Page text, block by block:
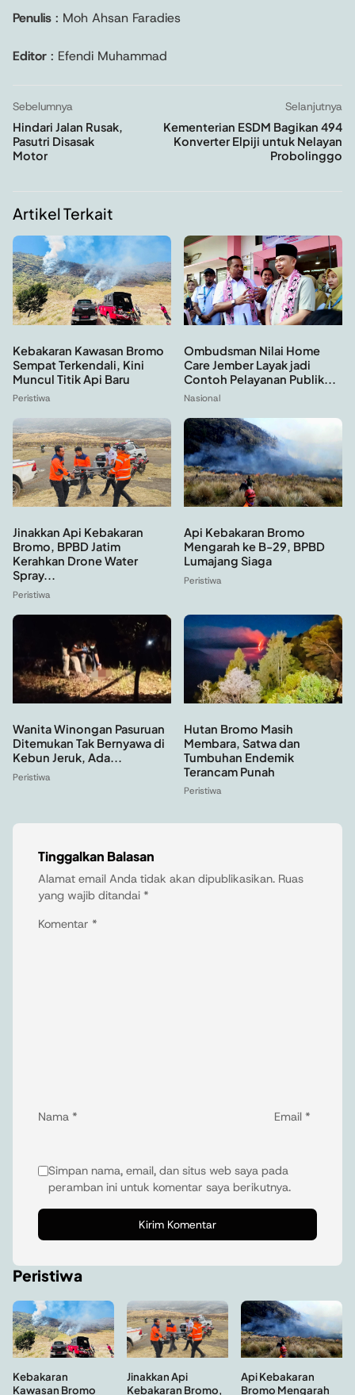
Penulis : Moh Ahsan Faradies
Editor : Efendi Muhammad
Sebelumnya
Hindari Jalan Rusak,
Pasutri Disasak
Motor
Selanjutnya
Kementerian ESDM Bagikan 494
Konverter Elpiji untuk Nelayan
Probolinggo
Artikel Terkait
Kebakaran Kawasan Bromo
Sempat Terkendali, Kini
Muncul Titik Api Baru
Peristiwa
Ombudsman Nilai Home
Care Jember Layak jadi
Contoh Pelayanan Publik...
Nasional
Jinakkan Api Kebakaran
Bromo, BPBD Jatim
Kerahkan Drone Water
Spray...
Peristiwa
Api Kebakaran Bromo
Mengarah ke B-29, BPBD
Lumajang Siaga
Peristiwa
Wanita Winongan Pasuruan
Ditemukan Tak Bernyawa di
Kebun Jeruk, Ada...
Peristiwa
Hutan Bromo Masih
Membara, Satwa dan
Tumbuhan Endemik
Terancam Punah
Peristiwa
Tinggalkan Balasan
Alamat email Anda tidak akan dipublikasikan. Ruas
yang wajib ditandai *
Komentar *
Nama * Email *
Simpan nama, email, dan situs web saya pada
peramban ini untuk komentar saya berikutnya.
Peristiwa
Kebakaran
Kawasan Bromo
Jinakkan Api
Kebakaran Bromo,
Api Kebakaran
Bromo Mengarah